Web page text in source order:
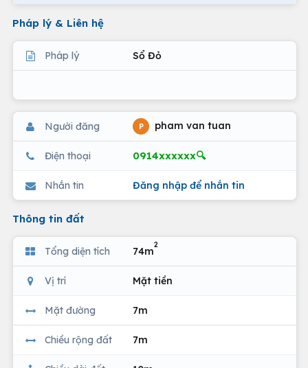
Pháp lý & Liên hệ
Pháp lý Sổ Đỏ
Người đăng P pham van tuan
Điện thoại 0914xxxxxx🔍
Nhắn tin Đăng nhập để nhắn tin
Thông tin đất
Tổng diện tích 74m
2
Vị trí Mặt tiền
Mặt đường 7m
Chiều rộng đất 7m